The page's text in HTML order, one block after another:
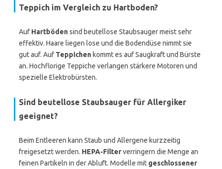
Teppich im Vergleich zu Hartboden?
Auf Hartbödensind beutellose Staubsauger meist sehr
effektiv. Haare liegen lose und die Bodendüse nimmt sie
gut auf. Auf Teppichen kommt es auf Saugkraft und Bürste
an. Hochflorige Teppiche verlangen stärkere Motoren und
spezielle Elektrobürsten.
Sind beutellose Staubsauger für Allergiker
geeignet?
Beim Entleeren kann Staub und Allergene kurzzeitig
freigesetzt werden. HEPA-Filterverringern die Menge an
feinen Partikeln in der Abluft. Modelle mit geschlossener